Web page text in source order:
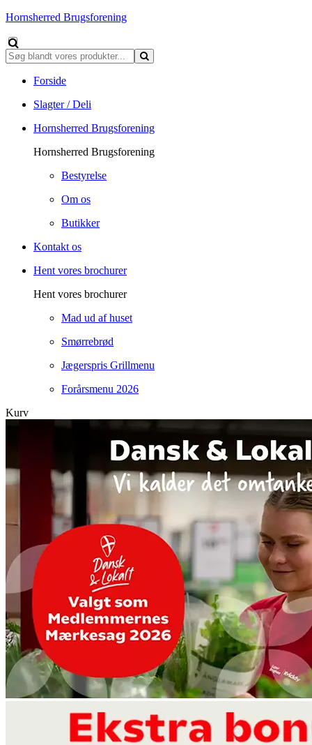
Hornsherred Brugsforening
Forside
Slagter / Deli
Hornsherred Brugsforening
Hornsherred Brugsforening
Bestyrelse
Om os
Butikker
Kontakt os
Hent vores brochurer
Hent vores brochurer
Mad ud af huset
Smørrebrød
Jægerspris Grillmenu
Forårsmenu 2026
Kurv